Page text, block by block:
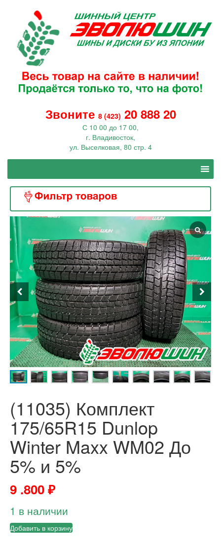
Звоните 8 (423) 20 888 20
С 10 00 до 17 00,
г. Владивосток,
ул. Выселковая, 80 стр. 4
(11035) Комплект
175/65R15 Dunlop
Winter Maxx WM02 До
5% и 5%
9 .800₽
1 в наличии
Добавить в корзину